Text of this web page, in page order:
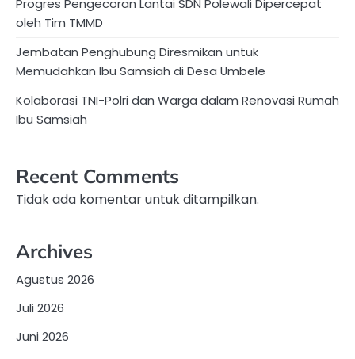
Progres Pengecoran Lantai SDN Polewali Dipercepat
oleh Tim TMMD
Jembatan Penghubung Diresmikan untuk
Memudahkan Ibu Samsiah di Desa Umbele
Kolaborasi TNI-Polri dan Warga dalam Renovasi Rumah
Ibu Samsiah
Recent Comments
Tidak ada komentar untuk ditampilkan.
Archives
Agustus 2026
Juli 2026
Juni 2026